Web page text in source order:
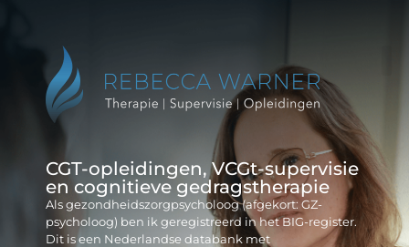
CGT-opleidingen, VCGt-supervisie
en cognitieve gedragstherapie
Als gezondheidszorgpsycholoog (afgekort: GZ-
psycholoog) ben ik geregistreerd in het BIG-register.
Dit is een Nederlandse databank met